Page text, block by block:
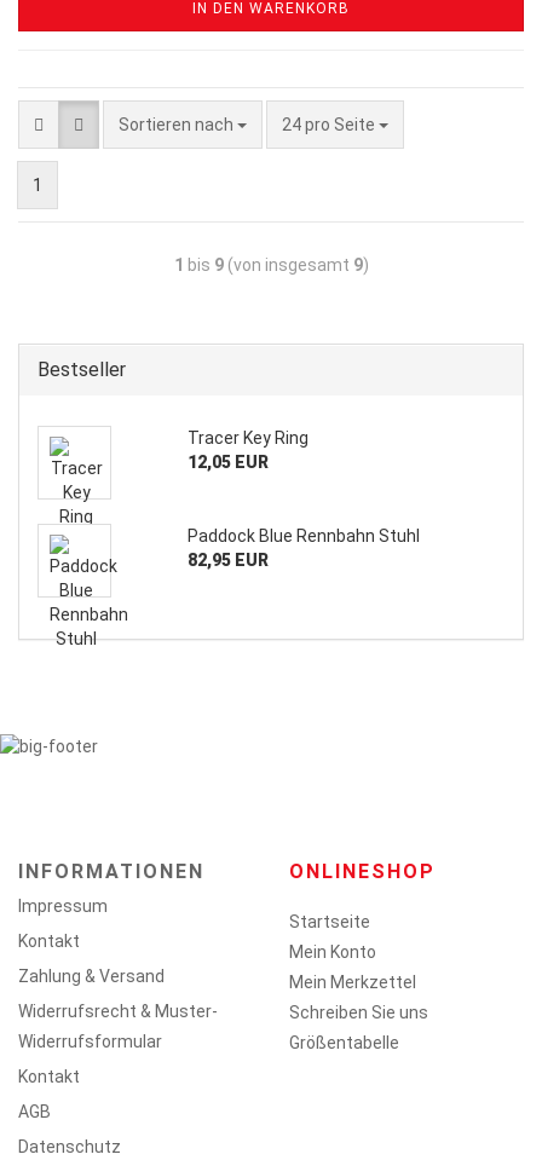
IN DEN WARENKORB
Sortieren nach 24 pro Seite
1
1 bis 9(von insgesamt 9)
Bestseller
Tracer Key Ring
12,05 EUR
Paddock Blue Rennbahn Stuhl
82,95 EUR
INFORMATIONEN
Impressum
Kontakt
Zahlung & Versand
Widerrufsrecht & Muster-
Widerrufsformular
Kontakt
AGB
Datenschutz
ONLINESHOP
Startseite
Mein Konto
Mein Merkzettel
Schreiben Sie uns
Größentabelle